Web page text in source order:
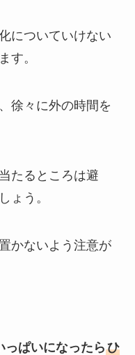
についていけない
す。
徐々に外の時間を
たるところは避
ょう。
かないよう注意が
っぱいになったらひ